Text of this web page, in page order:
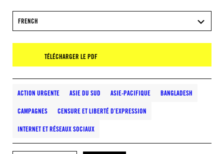
FRENCH
TÉLÉCHARGER LE PDF
ACTION URGENTE ASIE DU SUD ASIE-PACIFIQUE BANGLADESH
CAMPAGNES CENSURE ET LIBERTÉ D’EXPRESSION
INTERNET ET RÉSEAUX SOCIAUX